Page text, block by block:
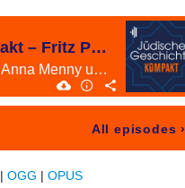
#41 Jüdische Geschichte Kompakt – Fritz Pinkuss
Fritz Pinkuss–Ein Gespräch zwischen Anna Menny und Björn Siegel
All episodes ›
| OGG | OPUS